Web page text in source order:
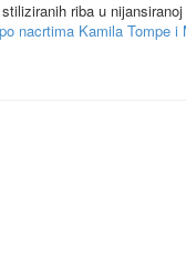
riba u
nacrtima Kamila Tompe i